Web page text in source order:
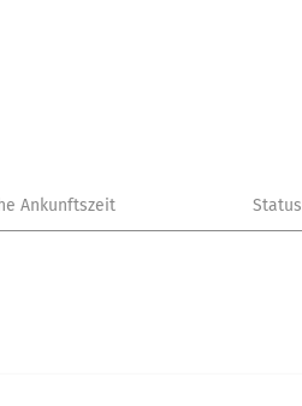
Ankunftszeit Status